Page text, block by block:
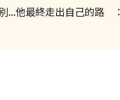
...他最終走出自己的路 ：